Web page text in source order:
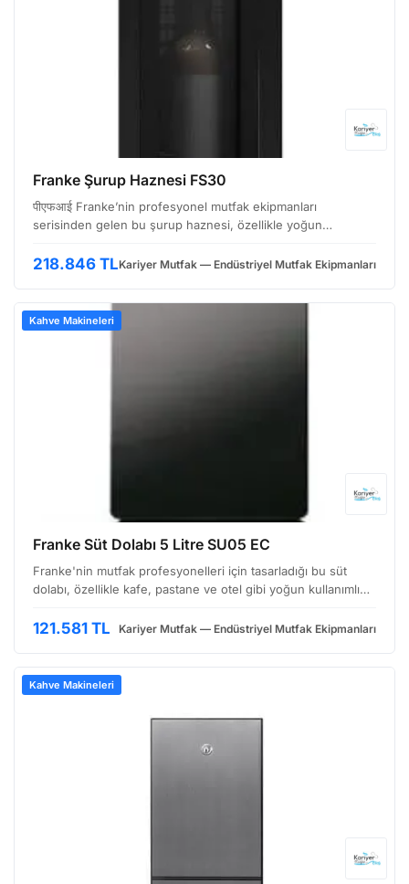
Franke Şurup Haznesi FS30
पीएफआई Franke’nin profesyonel mutfak ekipmanları
serisinden gelen bu şurup haznesi, özellikle yoğun
hazırlama süreçlerinde sıkça kullanılan şurupların, sosların
218.846 TLKariyer Mutfak — Endüstriyel Mutfak Ekipmanları
Kahve Makineleri
Franke Süt Dolabı 5 Litre SU05 EC
Franke'nin mutfak profesyonelleri için tasarladığı bu süt
dolabı, özellikle kafe, pastane ve otel gibi yoğun kullanımlı
hijyenini korumak amacıyla geliştirilmiştir…
121.581 TL Kariyer Mutfak — Endüstriyel Mutfak Ekipmanları
Kahve Makineleri